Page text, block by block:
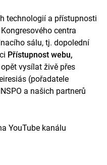
technologií a přístupnosti
centra
sálu, tj. dopolední
Přístupnost webu,
vysílat živě přes
(pořadatele
a našich partnerů
YouTube kanálu